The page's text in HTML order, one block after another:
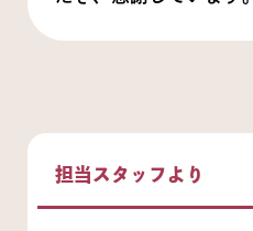
担当スタッフより